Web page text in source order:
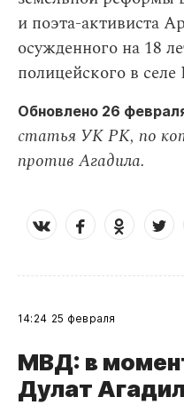
и поэта-активиста
осужденного на 18
полицейского в
Обновлено 26
статья УК РК, по
против Агадила.
14:24 25 февраля
МВД: в
Дулат